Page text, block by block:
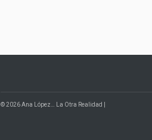
© 2026 Ana López… La Otra Realidad |